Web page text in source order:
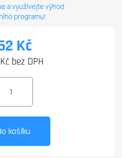
a využívejte výhod
programu!
Kč
bez DPH
košíku